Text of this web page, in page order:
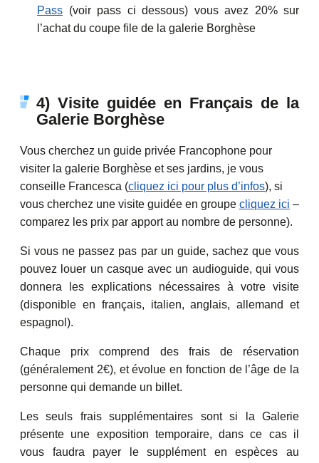
Pass (voir pass ci dessous) vous avez 20% sur
l’achat du coupe file de la galerie Borghèse
4) Visite guidée en Français de la
Galerie Borghèse
Vous cherchez un guide privée Francophone pour
visiter la galerie Borghèse et ses jardins, je vous
conseille Francesca (cliquez ici pour plus d’infos), si
vous cherchez une visite guidée en groupe cliquez ici –
comparez les prix par apport au nombre de personne).
Si vous ne passez pas par un guide, sachez que vous
pouvez louer un casque avec un audioguide, qui vous
donnera les explications nécessaires à votre visite
(disponible en français, italien, anglais, allemand et
espagnol).
Chaque prix comprend des frais de réservation
(généralement 2€), et évolue en fonction de l’âge de la
personne qui demande un billet.
Les seuls frais supplémentaires sont si la Galerie
présente une exposition temporaire, dans ce cas il
vous faudra payer le supplément en espèces au